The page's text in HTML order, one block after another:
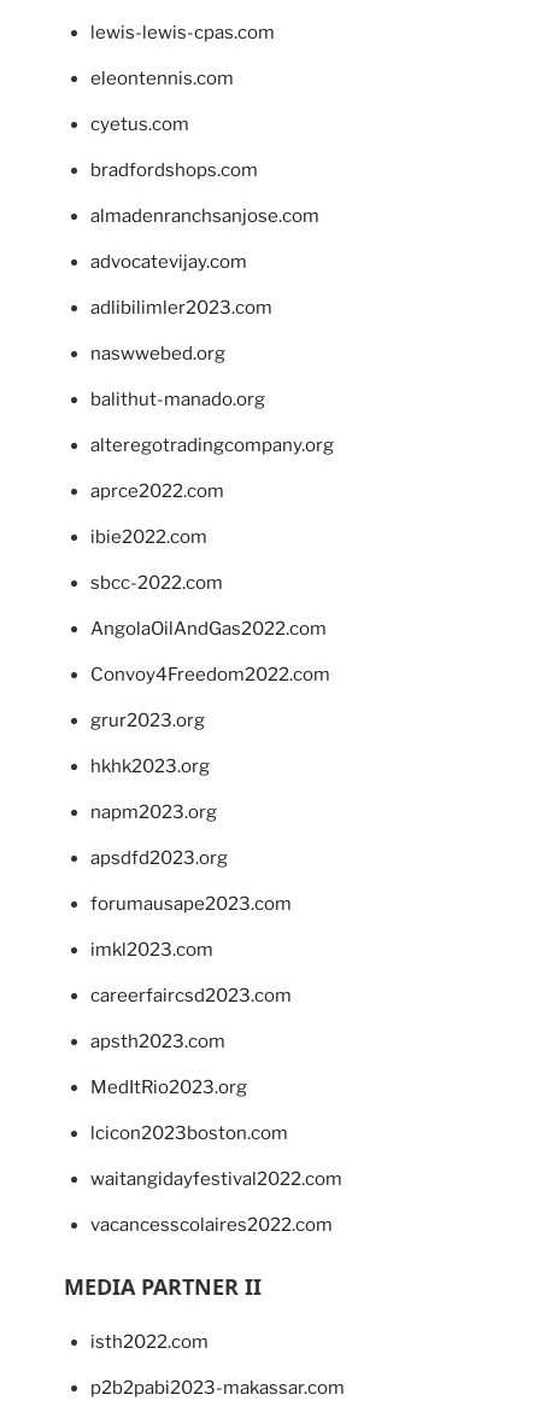
lewis-lewis-cpas.com
eleontennis.com
cyetus.com
bradfordshops.com
almadenranchsanjose.com
advocatevijay.com
adlibilimler2023.com
naswwebed.org
balithut-manado.org
alteregotradingcompany.org
aprce2022.com
ibie2022.com
sbcc-2022.com
AngolaOilAndGas2022.com
Convoy4Freedom2022.com
grur2023.org
hkhk2023.org
napm2023.org
apsdfd2023.org
forumausape2023.com
imkl2023.com
careerfaircsd2023.com
apsth2023.com
MedItRio2023.org
lcicon2023boston.com
waitangidayfestival2022.com
vacancesscolaires2022.com
MEDIA PARTNER II
isth2022.com
p2b2pabi2023-makassar.com